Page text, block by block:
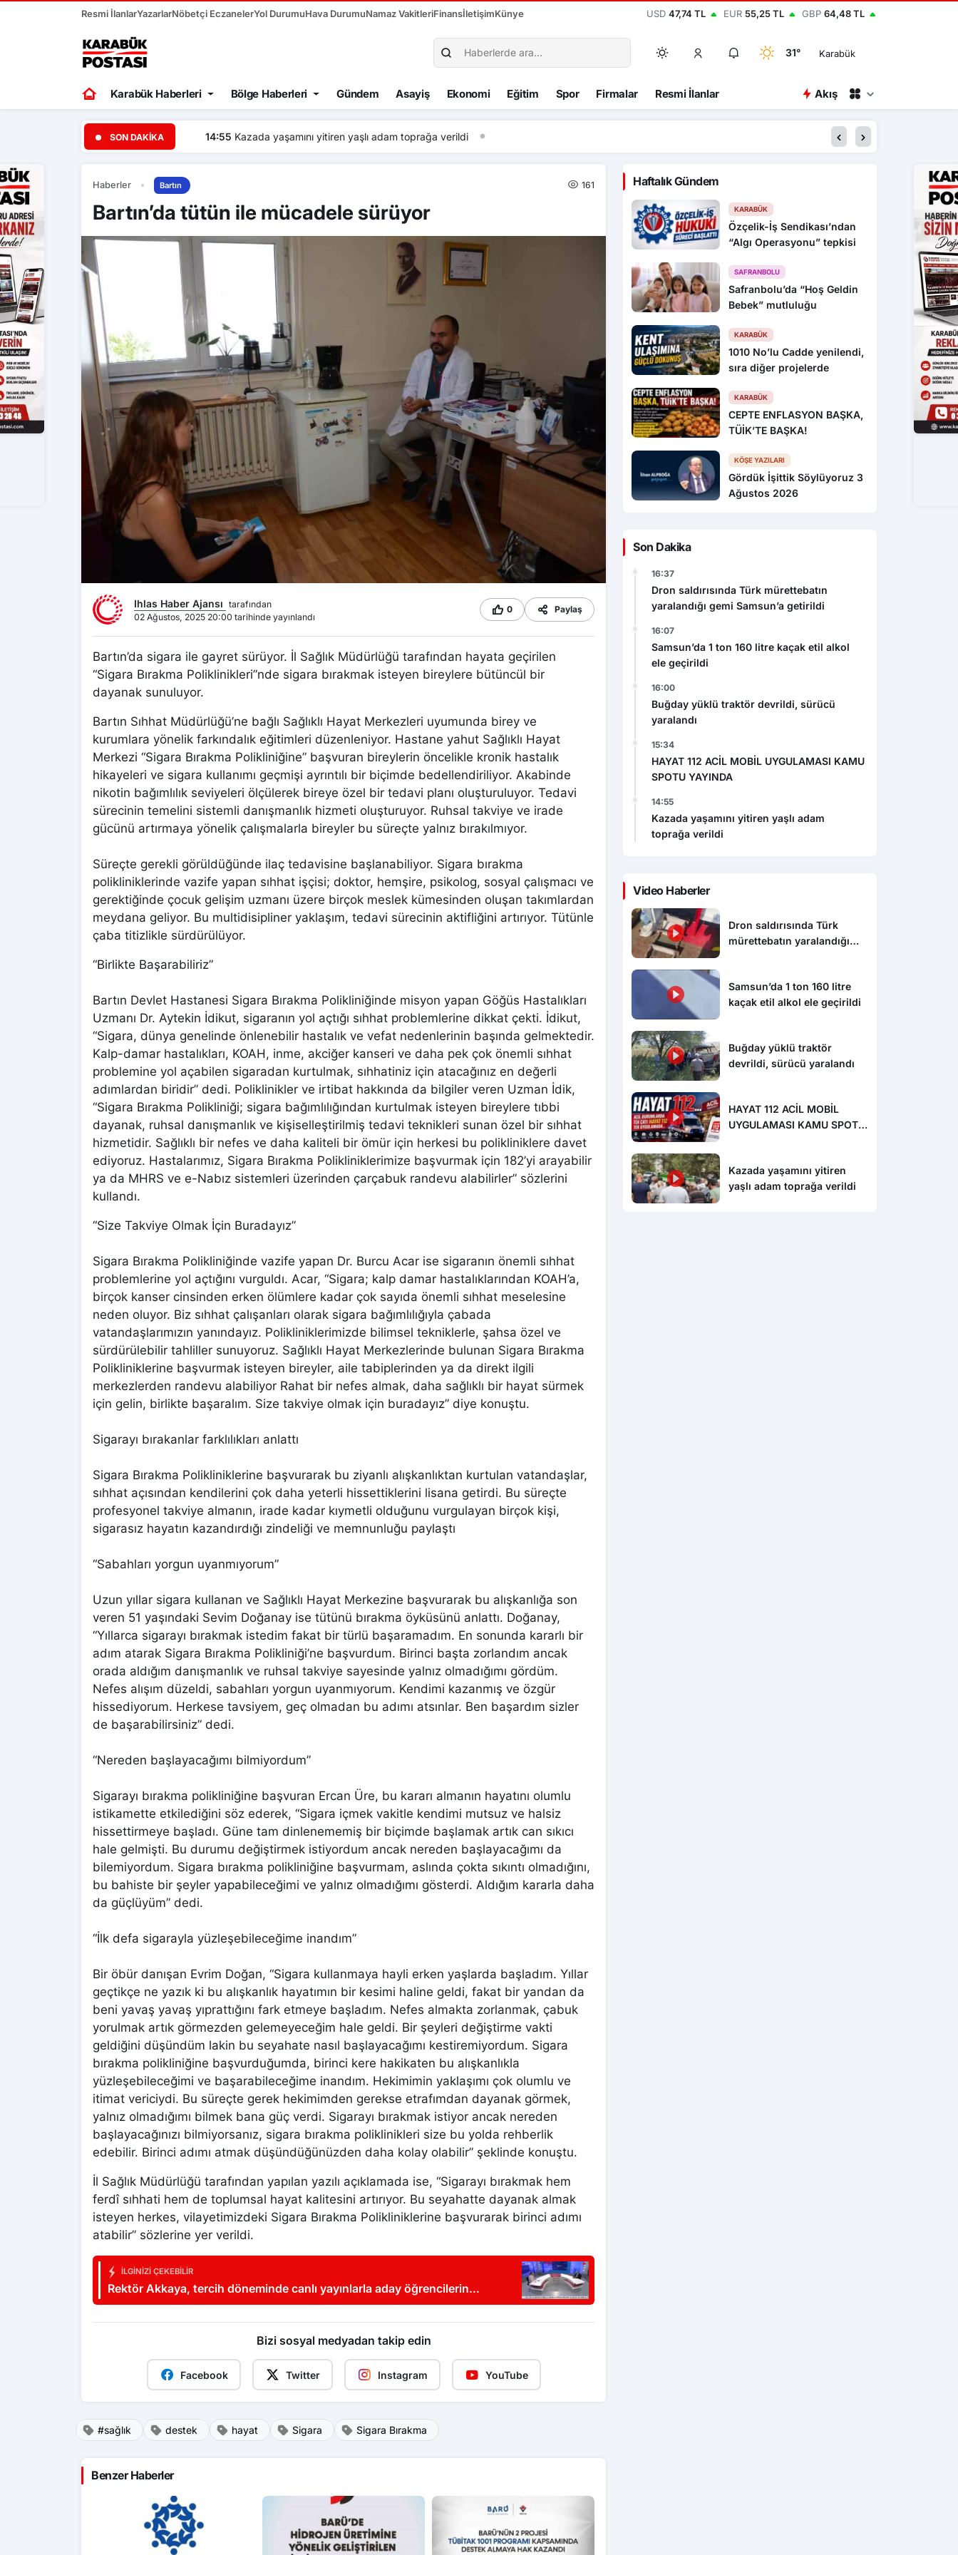
Resmi İlanlarYazarlarNöbetçi EczanelerYol DurumuHava DurumuNamaz VakitleriFinansİletişimKünye USD 47,74 TL EUR 55,25 TL GBP 64,48 TL
31° Karabük
Karabük Haberleri Bölge Haberleri Gündem Asayiş Ekonomi Eğitim Spor Firmalar Resmi İlanlar Akış
SON DAKIKA 14:55 Kazada yaşamını yitiren yaşlı adam toprağa verildi 14:29 Elektrik akımına
Haberler Bartın 161
Bartın’da tütün ile mücadele sürüyor
Ihlas Haber Ajansı tarafından
02 Ağustos, 2025 20:00 tarihinde yayınlandı
0 Paylaş
Bartın’da sigara ile gayret sürüyor. İl Sağlık Müdürlüğü tarafından hayata geçirilen
“Sigara Bırakma Poliklinikleri”nde sigara bırakmak isteyen bireylere bütüncül bir
dayanak sunuluyor.
Bartın Sıhhat Müdürlüğü’ne bağlı Sağlıklı Hayat Merkezleri uyumunda birey ve
kurumlara yönelik farkındalık eğitimleri düzenleniyor. Hastane yahut Sağlıklı Hayat
Merkezi “Sigara Bırakma Polikliniğine” başvuran bireylerin öncelikle kronik hastalık
hikayeleri ve sigara kullanımı geçmişi ayrıntılı bir biçimde bedellendiriliyor. Akabinde
nikotin bağımlılık seviyeleri ölçülerek bireye özel bir tedavi planı oluşturuluyor. Tedavi
sürecinin temelini sistemli danışmanlık hizmeti oluşturuyor. Ruhsal takviye ve irade
gücünü artırmaya yönelik çalışmalarla bireyler bu süreçte yalnız bırakılmıyor.
Süreçte gerekli görüldüğünde ilaç tedavisine başlanabiliyor. Sigara bırakma
polikliniklerinde vazife yapan sıhhat işçisi; doktor, hemşire, psikolog, sosyal çalışmacı ve
gerektiğinde çocuk gelişim uzmanı üzere birçok meslek kümesinden oluşan takımlardan
meydana geliyor. Bu multidisipliner yaklaşım, tedavi sürecinin aktifliğini artırıyor. Tütünle
çaba titizlikle sürdürülüyor.
“Birlikte Başarabiliriz”
Bartın Devlet Hastanesi Sigara Bırakma Polikliniğinde misyon yapan Göğüs Hastalıkları
Uzmanı Dr. Aytekin İdikut, sigaranın yol açtığı sıhhat problemlerine dikkat çekti. İdikut,
“Sigara, dünya genelinde önlenebilir hastalık ve vefat nedenlerinin başında gelmektedir.
Kalp-damar hastalıkları, KOAH, inme, akciğer kanseri ve daha pek çok önemli sıhhat
problemine yol açabilen sigaradan kurtulmak, sıhhatiniz için atacağınız en değerli
adımlardan biridir” dedi. Poliklinikler ve irtibat hakkında da bilgiler veren Uzman İdik,
“Sigara Bırakma Polikliniği; sigara bağımlılığından kurtulmak isteyen bireylere tıbbi
dayanak, ruhsal danışmanlık ve kişiselleştirilmiş tedavi teknikleri sunan özel bir sıhhat
hizmetidir. Sağlıklı bir nefes ve daha kaliteli bir ömür için herkesi bu polikliniklere davet
ediyoruz. Hastalarımız, Sigara Bırakma Polikliniklerimize başvurmak için 182’yi arayabilir
ya da MHRS ve e-Nabız sistemleri üzerinden çarçabuk randevu alabilirler” sözlerini
kullandı.
“Size Takviye Olmak İçin Buradayız”
Sigara Bırakma Polikliniğinde vazife yapan Dr. Burcu Acar ise sigaranın önemli sıhhat
problemlerine yol açtığını vurguldı. Acar, “Sigara; kalp damar hastalıklarından KOAH’a,
birçok kanser cinsinden erken ölümlere kadar çok sayıda önemli sıhhat meselesine
neden oluyor. Biz sıhhat çalışanları olarak sigara bağımlılığıyla çabada
vatandaşlarımızın yanındayız. Polikliniklerimizde bilimsel tekniklerle, şahsa özel ve
sürdürülebilir tahliller sunuyoruz. Sağlıklı Hayat Merkezlerinde bulunan Sigara Bırakma
Polikliniklerine başvurmak isteyen bireyler, aile tabiplerinden ya da direkt ilgili
merkezlerden randevu alabiliyor Rahat bir nefes almak, daha sağlıklı bir hayat sürmek
için gelin, birlikte başaralım. Size takviye olmak için buradayız” diye konuştu.
Sigarayı bırakanlar farklılıkları anlattı
Sigara Bırakma Polikliniklerine başvurarak bu ziyanlı alışkanlıktan kurtulan vatandaşlar,
sıhhat açısından kendilerini çok daha yeterli hissettiklerini lisana getirdi. Bu süreçte
profesyonel takviye almanın, irade kadar kıymetli olduğunu vurgulayan birçok kişi,
sigarasız hayatın kazandırdığı zindeliği ve memnunluğu paylaştı
“Sabahları yorgun uyanmıyorum”
Uzun yıllar sigara kullanan ve Sağlıklı Hayat Merkezine başvurarak bu alışkanlığa son
veren 51 yaşındaki Sevim Doğanay ise tütünü bırakma öyküsünü anlattı. Doğanay,
“Yıllarca sigarayı bırakmak istedim fakat bir türlü başaramadım. En sonunda kararlı bir
adım atarak Sigara Bırakma Polikliniği’ne başvurdum. Birinci başta zorlandım ancak
orada aldığım danışmanlık ve ruhsal takviye sayesinde yalnız olmadığımı gördüm.
Nefes alışım düzeldi, sabahları yorgun uyanmıyorum. Kendimi kazanmış ve özgür
hissediyorum. Herkese tavsiyem, geç olmadan bu adımı atsınlar. Ben başardım sizler
de başarabilirsiniz” dedi.
“Nereden başlayacağımı bilmiyordum”
Sigarayı bırakma polikliniğine başvuran Ercan Üre, bu kararı almanın hayatını olumlu
istikamette etkilediğini söz ederek, “Sigara içmek vakitle kendimi mutsuz ve halsiz
hissettirmeye başladı. Güne tam dinlenememiş bir biçimde başlamak artık can sıkıcı
hale gelmişti. Bu durumu değiştirmek istiyordum ancak nereden başlayacağımı da
bilemiyordum. Sigara bırakma polikliniğine başvurmam, aslında çokta sıkıntı olmadığını,
bu bahiste bir şeyler yapabileceğimi ve yalnız olmadığımı gösterdi. Aldığım kararla daha
da güçlüyüm” dedi.
“İlk defa sigarayla yüzleşebileceğime inandım”
Bir öbür danışan Evrim Doğan, “Sigara kullanmaya hayli erken yaşlarda başladım. Yıllar
geçtikçe ne yazık ki bu alışkanlık hayatımın bir kesimi haline geldi, fakat bir yandan da
beni yavaş yavaş yıprattığını fark etmeye başladım. Nefes almakta zorlanmak, çabuk
yorulmak artık görmezden gelemeyeceğim hale geldi. Bir şeyleri değiştirme vakti
geldiğini düşündüm lakin bu seyahate nasıl başlayacağımı kestiremiyordum. Sigara
bırakma polikliniğine başvurduğumda, birinci kere hakikaten bu alışkanlıkla
yüzleşebileceğimi ve başarabileceğime inandım. Hekimimin yaklaşımı çok olumlu ve
itimat vericiydi. Bu süreçte gerek hekimimden gerekse etrafımdan dayanak görmek,
yalnız olmadığımı bilmek bana güç verdi. Sigarayı bırakmak istiyor ancak nereden
başlayacağınızı bilmiyorsanız, sigara bırakma poliklinikleri size bu yolda rehberlik
edebilir. Birinci adımı atmak düşündüğünüzden daha kolay olabilir” şeklinde konuştu.
İl Sağlık Müdürlüğü tarafından yapılan yazılı açıklamada ise, “Sigarayı bırakmak hem
ferdî sıhhati hem de toplumsal hayat kalitesini artırıyor. Bu seyahatte dayanak almak
isteyen herkes, vilayetimizdeki Sigara Bırakma Polikliniklerine başvurarak birinci adımı
atabilir” sözlerine yer verildi.
İLGINIZI ÇEKEBILIR
Rektör Akkaya, tercih döneminde canlı yayınlarla aday öğrencilerin
yanında oluyor
Bizi sosyal medyadan takip edin
Facebook Twitter Instagram YouTube
#sağlık destek hayat Sigara Sigara Bırakma
Benzer Haberler
Haftalık Gündem
KARABÜK
Özçelik-İş Sendikası’ndan
“Algı Operasyonu” tepkisi
SAFRANBOLU
Safranbolu’da “Hoş Geldin
Bebek” mutluluğu
KARABÜK
1010 No’lu Cadde yenilendi,
sıra diğer projelerde
KARABÜK
CEPTE ENFLASYON BAŞKA,
TÜİK’TE BAŞKA!
KÖŞE YAZILARI
Gördük İşittik Söylüyoruz 3
Ağustos 2026
Son Dakika
16:37
Dron saldırısında Türk mürettebatın
yaralandığı gemi Samsun’a getirildi
16:07
Samsun’da 1 ton 160 litre kaçak etil alkol
ele geçirildi
16:00
Buğday yüklü traktör devrildi, sürücü
yaralandı
15:34
HAYAT 112 ACİL MOBİL UYGULAMASI KAMU
SPOTU YAYINDA
14:55
Kazada yaşamını yitiren yaşlı adam
toprağa verildi
Video Haberler
Dron saldırısında Türk
mürettebatın yaralandığı
Samsun’da 1 ton 160 litre
kaçak etil alkol ele geçirildi
Buğday yüklü traktör
devrildi, sürücü yaralandı
HAYAT 112 ACİL MOBİL
UYGULAMASI KAMU SPOTU
Kazada yaşamını yitiren
yaşlı adam toprağa verildi